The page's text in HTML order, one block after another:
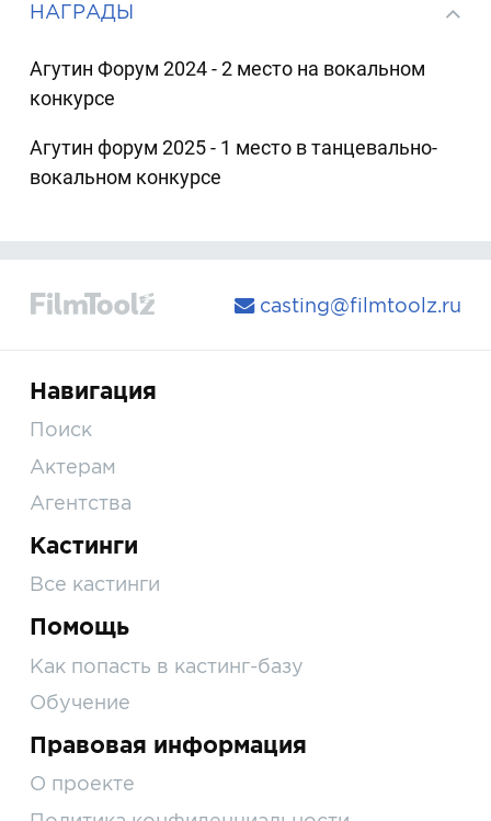
НАГРАДЫ
Агутин Форум 2024 - 2 место на вокальном
конкурсе
Агутин форум 2025 - 1 место в танцевально-
вокальном конкурсе
casting@filmtoolz.ru
Навигация
Поиск
Актерам
Агентства
Кастинги
Все кастинги
Помощь
Как попасть в кастинг-базу
Обучение
Правовая информация
О проекте